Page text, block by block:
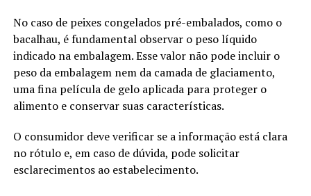
No caso de peixes congelados pré-embalados, como o
bacalhau, é fundamental observar o peso líquido
indicado na embalagem. Esse valor não pode incluir o
peso da embalagem nem da camada de glaciamento,
uma fina película de gelo aplicada para proteger o
alimento e conservar suas características.
O consumidor deve verificar se a informação está clara
no rótulo e, em caso de dúvida, pode solicitar
esclarecimentos ao estabelecimento.